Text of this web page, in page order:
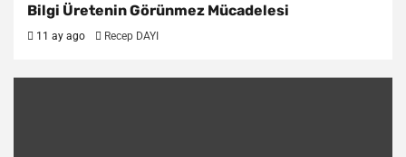
Bilgi Üretenin Görünmez Mücadelesi
11 ay ago Recep DAYI